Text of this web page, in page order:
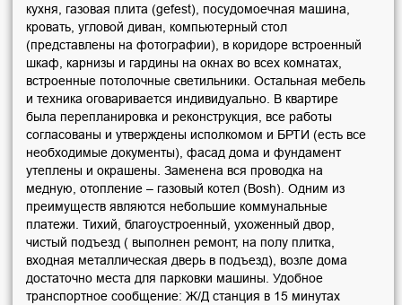
кухня, газовая плита (gefest), посудомоечная машина,
кровать, угловой диван, компьютерный стол
(представлены на фотографии), в коридоре встроенный
шкаф, карнизы и гардины на окнах во всех комнатах,
встроенные потолочные светильники. Остальная мебель
и техника оговаривается индивидуально. В квартире
была перепланировка и реконструкция, все работы
согласованы и утверждены исполкомом и БРТИ (есть все
необходимые документы), фасад дома и фундамент
утеплены и окрашены. Заменена вся проводка на
медную, отопление – газовый котел (Bosh). Одним из
преимуществ являются небольшие коммунальные
платежи. Тихий, благоустроенный, ухоженный двор,
чистый подъезд ( выполнен ремонт, на полу плитка,
входная металлическая дверь в подъезд), возле дома
достаточно места для парковки машины. Удобное
транспортное сообщение: Ж/Д станция в 15 минутах